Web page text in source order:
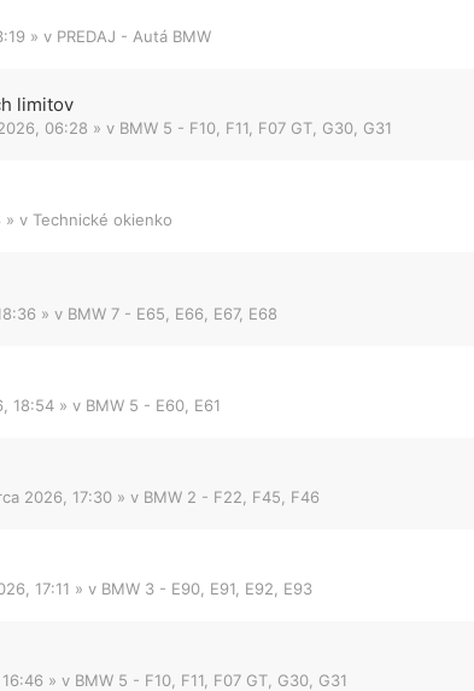
» v PREDAJ - Autá BMW
limitov
06:28 » v BMW 5 - F10, F11, F07 GT, G30, G31
» v Technické okienko
» v BMW 7 - E65, E66, E67, E68
18:54 » v BMW 5 - E60, E61
2026, 17:30 » v BMW 2 - F22, F45, F46
17:11 » v BMW 3 - E90, E91, E92, E93
» v BMW 5 - F10, F11, F07 GT, G30, G31